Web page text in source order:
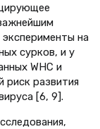
на
сурков, и у
WHC и
риск развития
[6, 9].